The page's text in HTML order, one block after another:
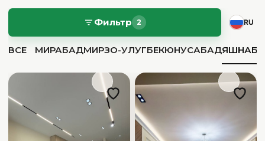
Фильтр 2 RU
ВСЕ МИРАБАДМИРЗО-УЛУГБЕКЮНУСАБАД